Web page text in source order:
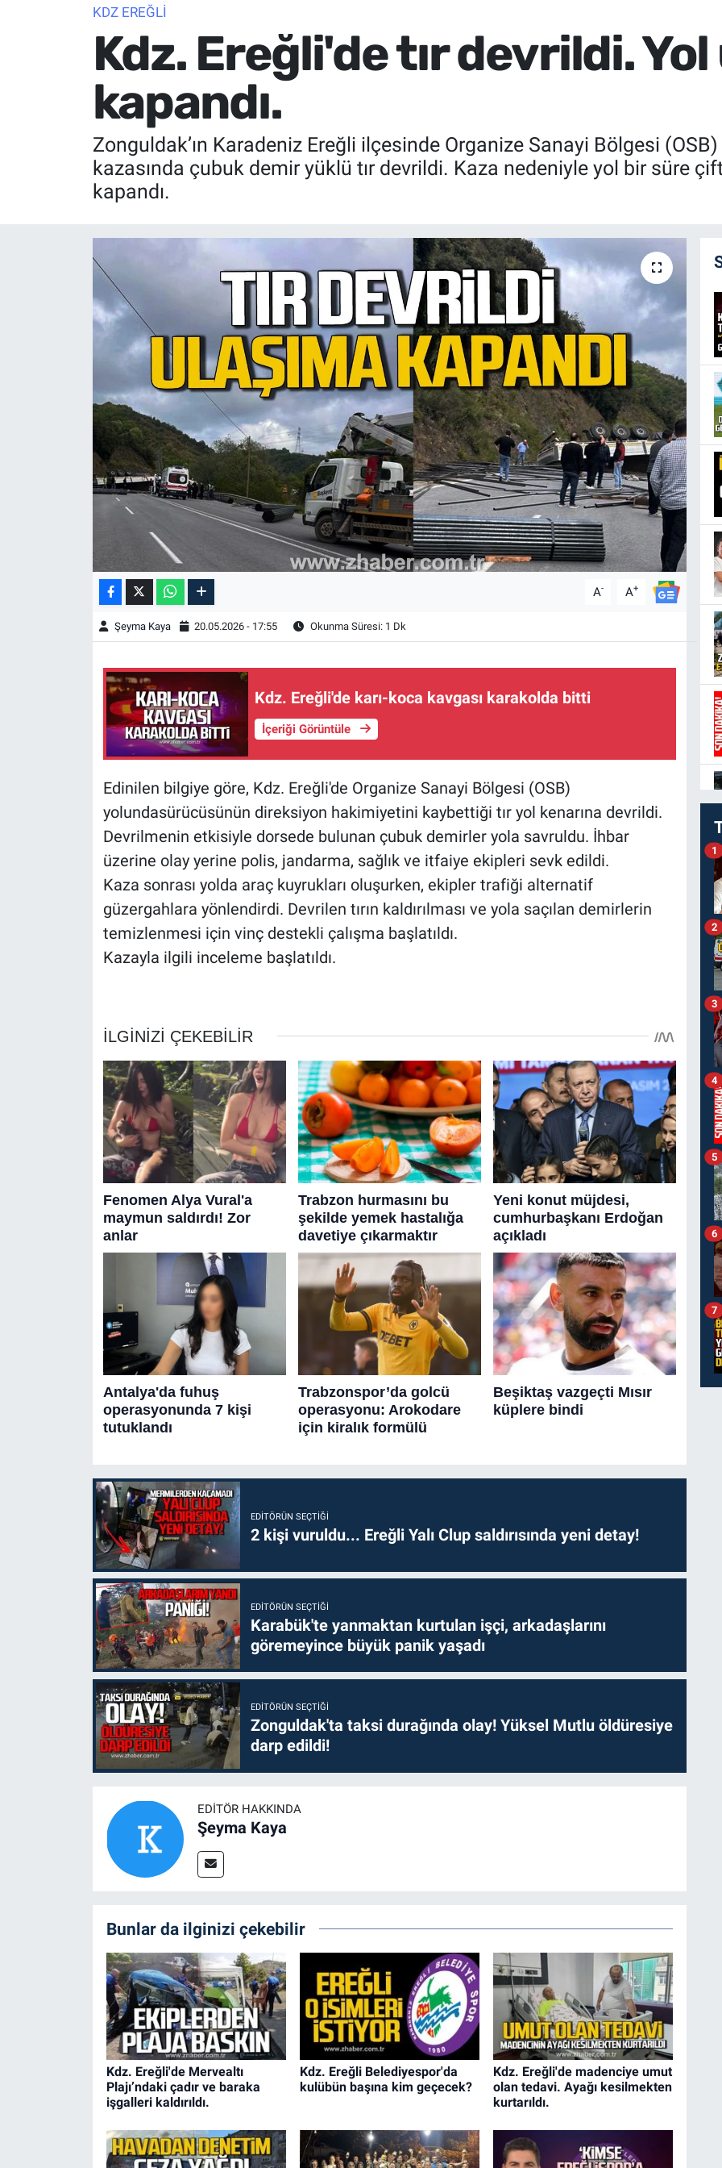
KDZ EREĞLİ
Kdz. Ereğli'de tır devrildi. Yol
kapandı.
Zonguldak’ın Karadeniz Ereğli ilçesinde Organize Sanayi Bölgesi
kazasında çubuk demir yüklü tır devrildi. Kaza nedeniyle yol bir süre
kapandı.
A- A+
Şeyma Kaya 20.05.2026 - 17:55 Okunma Süresi: 1 Dk
Kdz. Ereğli'de karı-koca kavgası karakolda bitti
İçeriği Görüntüle
Edinilen bilgiye göre, Kdz. Ereğli'de Organize Sanayi Bölgesi (OSB)
yolundasürücüsünün direksiyon hakimiyetini kaybettiği tır yol kenarına devrildi.
Devrilmenin etkisiyle dorsede bulunan çubuk demirler yola savruldu. İhbar
üzerine olay yerine polis, jandarma, sağlık ve itfaiye ekipleri sevk edildi.
Kaza sonrası yolda araç kuyrukları oluşurken, ekipler trafiği alternatif
güzergahlara yönlendirdi. Devrilen tırın kaldırılması ve yola saçılan demirlerin
temizlenmesi için vinç destekli çalışma başlatıldı.
Kazayla ilgili inceleme başlatıldı.
EDITÖRÜN SEÇTIĞI
2 kişi vuruldu... Ereğli Yalı Clup saldırısında yeni detay!
EDITÖRÜN SEÇTIĞI
Karabük'te yanmaktan kurtulan işçi, arkadaşlarını
göremeyince büyük panik yaşadı
EDITÖRÜN SEÇTIĞI
Zonguldak'ta taksi durağında olay! Yüksel Mutlu öldüresiye
darp edildi!
EDITÖR HAKKINDA
Şeyma Kaya
Bunlar da ilginizi çekebilir
Kdz. Ereğli'de Mervealtı
Plajı’ndaki çadır ve baraka
işgalleri kaldırıldı.
Kdz. Ereğli Belediyespor'da
kulübün başına kim geçecek?
Kdz. Ereğli'de madenciye umut
olan tedavi. Ayağı kesilmekten
kurtarıldı.
1
2
3
4
5
6
7